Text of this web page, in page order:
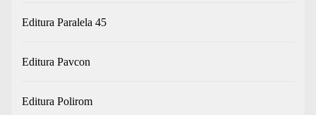
Editura Paralela 45
Editura Pavcon
Editura Polirom